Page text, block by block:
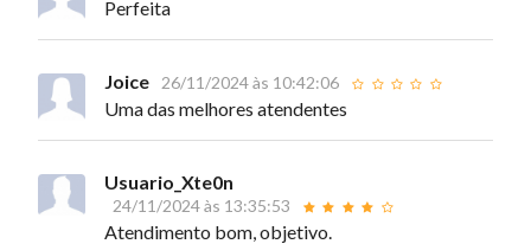
Perfeita
Joice 26/11/2024 às 10:42:06
Uma das melhores atendentes
Usuario_Xte0n
24/11/2024 às 13:35:53
Atendimento bom, objetivo.